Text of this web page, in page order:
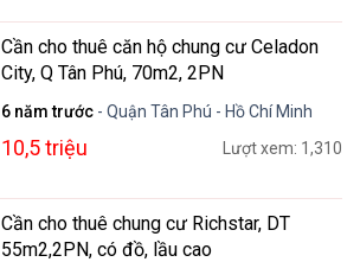
Cần cho thuê căn hộ chung cư Celadon
City, Q Tân Phú, 70m2, 2PN
6 năm trước - Quận Tân Phú - Hồ Chí Minh
10,5 triệu Lượt xem: 1,310
Cần cho thuê chung cư Richstar, DT
55m2,2PN, có đồ, lầu cao